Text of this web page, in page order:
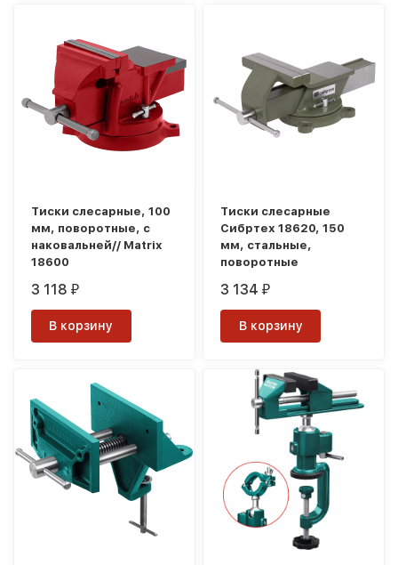
Тиски слесарные, 100
мм, поворотные, с
наковальней// Matrix
18600
3 118₽
В корзину
Тиски слесарные
Сибртех 18620, 150
мм, стальные,
поворотные
3 134₽
В корзину